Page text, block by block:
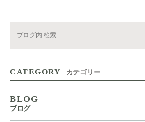
CATEGORY カテゴリー
BLOG
ブログ